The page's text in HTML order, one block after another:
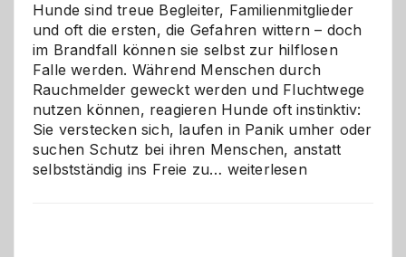
Hunde sind treue Begleiter, Familienmitglieder
und oft die ersten, die Gefahren wittern – doch
im Brandfall können sie selbst zur hilflosen
Falle werden. Während Menschen durch
Rauchmelder geweckt werden und Fluchtwege
nutzen können, reagieren Hunde oft instinktiv:
Sie verstecken sich, laufen in Panik umher oder
suchen Schutz bei ihren Menschen, anstatt
selbstständig ins Freie zu… Wenn
weiterlesen